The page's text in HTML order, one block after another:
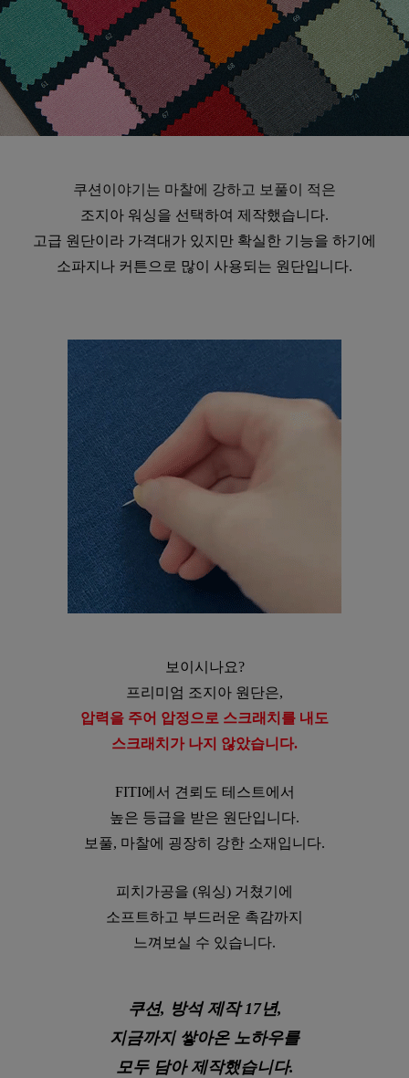
쿠션이야기는 마찰에 강하고 보풀이 적은
조지아 워싱을 선택하여 제작했습니다.
고급 원단이라 가격대가 있지만 확실한 기능을 하기에
소파지나 커튼으로 많이 사용되는 원단입니다.
보이시나요?
프리미엄 조지아 원단은,
압력을 주어 압정으로 스크래치를 내도
스크래치가 나지 않았습니다.
FITI에서 견뢰도 테스트에서
높은 등급을 받은 원단입니다.
보풀, 마찰에 굉장히 강한 소재입니다.
피치가공을 (워싱) 거쳤기에
소프트하고 부드러운 촉감까지
느껴보실 수 있습니다.
쿠션, 방석 제작 17년,
지금까지 쌓아온 노하우를
모두 담아 제작했습니다.